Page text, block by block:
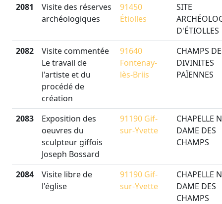
2081
Visite des réserves
archéologiques
91450
Étiolles
SITE
D'ÉTIOLLES
2082
Visite commentée
Le travail de
l'artiste et du
procédé de
création
91640
Fontenay-
lès-Briis
CHAMPS
DIVINITES
PAÏENNES
2083
Exposition des
oeuvres du
sculpteur giffois
Joseph Bossard
91190 Gif-
sur-Yvette
CHAPELLE
DAME DES
CHAMPS
2084
Visite libre de
l'église
91190 Gif-
sur-Yvette
CHAPELLE
DAME DES
CHAMPS